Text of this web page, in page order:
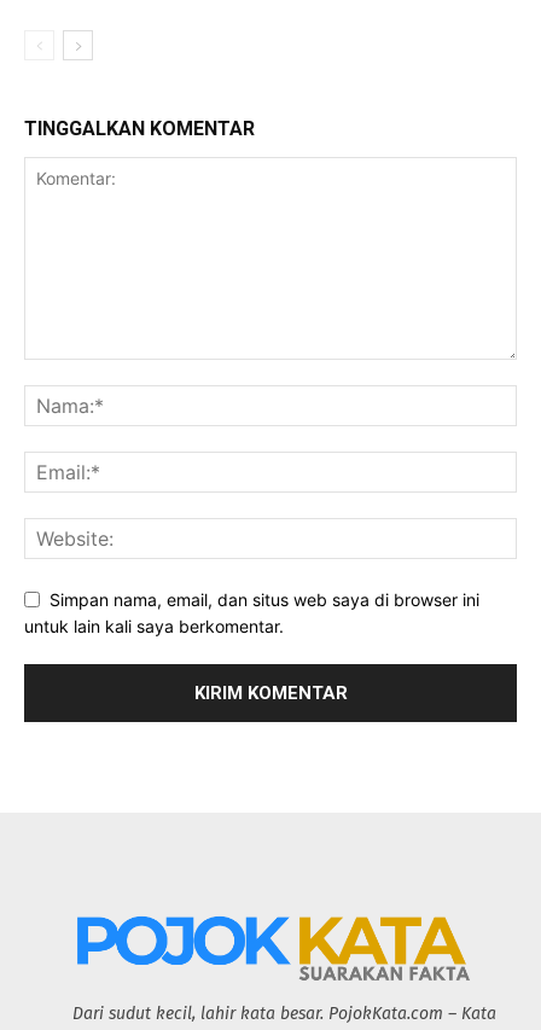
TINGGALKAN KOMENTAR
Simpan nama, email, dan situs web saya di browser ini
untuk lain kali saya berkomentar.
Dari sudut kecil, lahir kata besar. PojokKata.com – Kata